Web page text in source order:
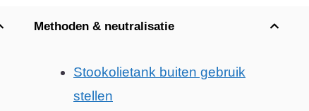
Methoden & neutralisatie
Stookolietank buiten gebruik
stellen